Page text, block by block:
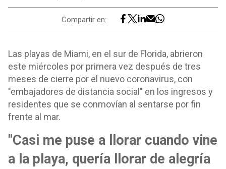
Compartir en:
Las playas de Miami, en el sur de Florida, abrieron
este miércoles por primera vez después de tres
meses de cierre por el nuevo coronavirus, con
"embajadores de distancia social" en los ingresos y
residentes que se conmovían al sentarse por fin
frente al mar.
"Casi me puse a llorar cuando vine
a la playa, quería llorar de alegría